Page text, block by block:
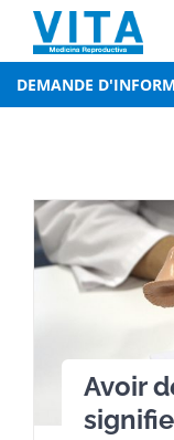
content
DEMANDE
Avoir